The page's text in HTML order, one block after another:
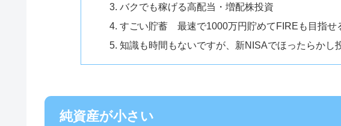
バクでも稼げる高配当・増配株投資
すごい貯蓄 最速で1000万円貯めてFIREも目指せ
知識も時間もないですが、新NISAでほったらかし
純資産が小さい